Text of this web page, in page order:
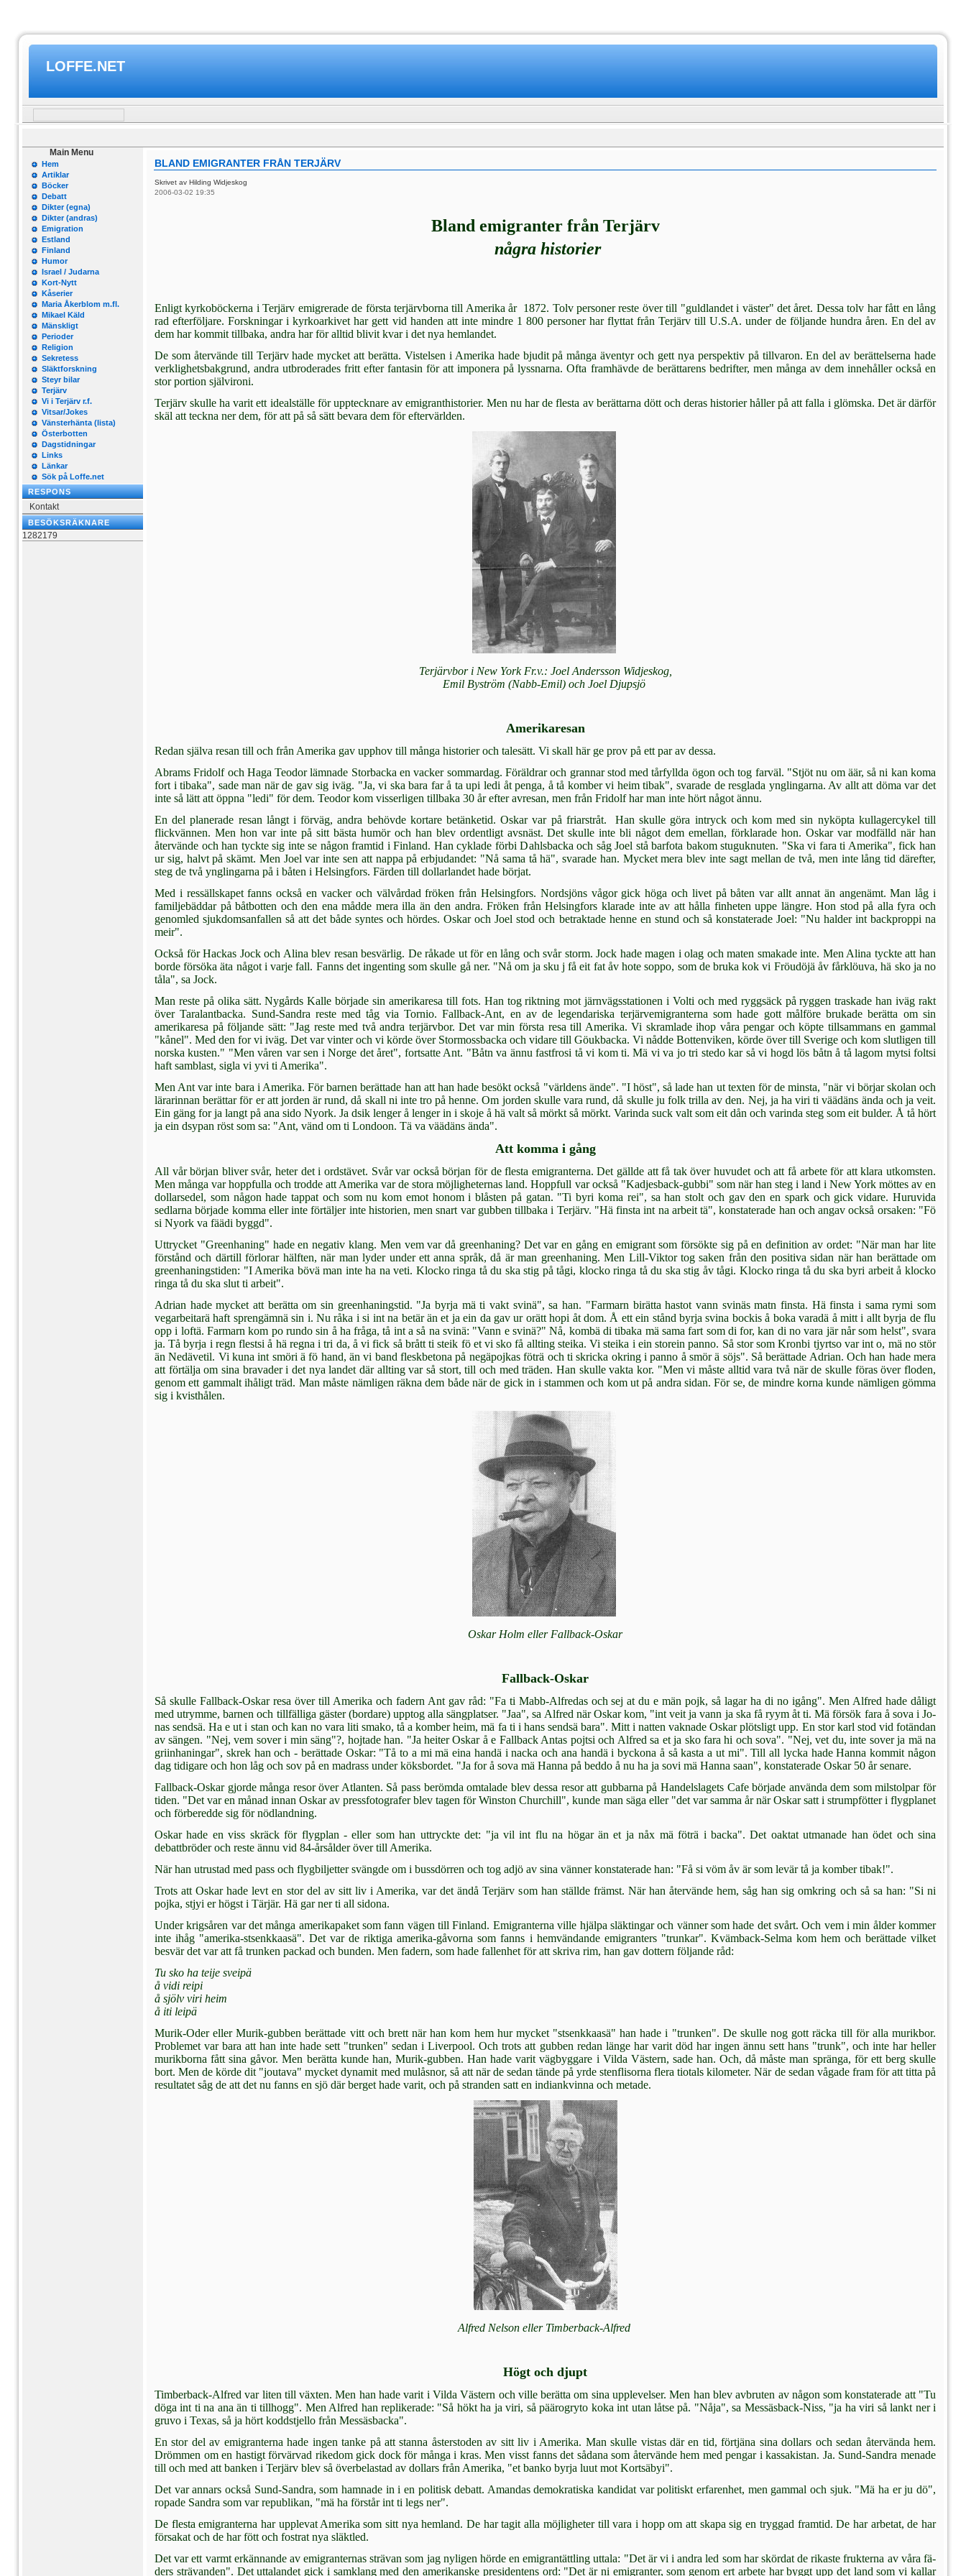
LOFFE.NET
Main Menu
Hem
Artiklar
Böcker
Debatt
Dikter (egna)
Dikter (andras)
Emigration
Estland
Finland
Humor
Israel / Judarna
Kort-Nytt
Kåserier
Maria Åkerblom m.fl.
Mikael Käld
Mänskligt
Perioder
Religion
Sekretess
Släktforskning
Steyr bilar
Terjärv
Vi i Terjärv r.f.
Vitsar/Jokes
Vänsterhänta (lista)
Österbotten
Dagstidningar
Links
Länkar
Sök på Loffe.net
RESPONS
Kontakt
BESÖKSRÄKNARE
1282179
BLAND EMIGRANTER FRÅN TERJÄRV
Skrivet av Hilding Widjeskog
2006-03-02 19:35
Bland emigranter från Terjärv
 några historier
Enligt kyrkoböckerna i Terjärv emi­grerade de första terjärvborna till Amerika år 1872. Tolv personer reste över till "guldlandet i väster" det året. Dessa tolv har fått en lång
rad efterföljare. Forskningar i kyrkoar­kivet har gett vid handen att inte mindre 1 800 personer har flyttat från Terjärv till U.S.A. under de följande hundra åren. En del av
dem har kommit tillbaka, andra har för alltid blivit kvar i det nya hemlandet.
De som återvände till Terjärv hade mycket att berätta. Vistelsen i Amerika hade bjudit på många äventyr och gett nya perspektiv på tillvaron. En del av berättelserna hade
verk­lighetsbakgrund, andra utbroderades fritt ef­ter fantasin för att imponera på lyssnarna. Ofta framhävde de berättarens bedrifter, men många av dem innehåller också en
stor por­tion självironi.
Terjärv skulle ha varit ett idealställe för upptecknare av emigranthistorier. Men nu har de flesta av berättarna dött och deras historier håller på att falla i glömska. Det är där­för
skäl att teckna ner dem, för att på så sätt bevara dem för eftervärlden.
Terjärvbor i New York Fr.v.: Joel Andersson Widjeskog,
Emil Byström (Nabb-Emil) och Joel Djupsjö
Amerikaresan
Redan själva resan till och från Amerika gav upphov till många historier och talesätt. Vi skall här ge prov på ett par av dessa.
Abrams Fridolf och Haga Teodor lämnade Storbacka en vacker sommardag. Föräldrar och grannar stod med tårfyllda ögon och tog farväl. "Stjöt nu om äär, så ni kan koma
fort i tibaka", sade man när de gav sig iväg. "Ja, vi ska bara far å ta upi ledi åt penga, å tå komber vi heim tibak", svarade de resglada ynglingarna. Av allt att döma var det
inte så lätt att öppna "ledi" för dem. Teodor kom visserligen tillbaka 30 år efter avresan, men från Fridolf har man inte hört något ännu.
En del planerade resan långt i förväg, andra behövde kortare betänketid. Oskar var på friarstråt. Han skulle göra intryck och kom med sin nyköpta kullagercykel till
flickvännen. Men hon var inte på sitt bästa humör och han blev ordentligt avsnäst. Det skulle inte bli något dem emellan, förklarade hon. Oskar var modfälld när han
återvände och han tyckte sig inte se någon framtid i Finland. Han cyklade förbi Dahlsbacka och såg Joel stå barfota bakom stuguknuten. "Ska vi fara ti Amerika", fick han
ur sig, halvt på skämt. Men Joel var inte sen att nappa på erbjudandet: "Nå sama tå hä", svarade han. Mycket mera blev inte sagt mellan de två, men inte lång tid därefter,
steg de två ynglingarna på i båten i Helsingfors. Färden till dollarlandet hade börjat.
Med i ressällskapet fanns också en vacker och välvårdad fröken från Helsingfors. Nordsjöns vågor gick höga och livet på båten var allt annat än angenämt. Man låg i
familje­bäddar på båtbotten och den ena mådde mera illa än den andra. Fröken från Helsingfors klarade inte av att hålla finheten uppe längre. Hon stod på alla fyra och
genomled sjukdomsanfallen så att det både syntes och hör­des. Oskar och Joel stod och betraktade hen­ne en stund och så konstaterade Joel: "Nu halder int backproppi na
meir".
Också för Hackas Jock och Alina blev re­san besvärlig. De råkade ut för en lång och svår storm. Jock hade magen i olag och ma­ten smakade inte. Men Alina tyckte att han
borde försöka äta något i varje fall. Fanns det ingenting som skulle gå ner. "Nå om ja sku j få eit fat åv hote soppo, som de bruka kok vi Fröudöjä åv fårklöuva, hä sko ja no
tåla", sa Jock.
Man reste på olika sätt. Nygårds Kalle bör­jade sin amerikaresa till fots. Han tog riktning mot järnvägsstationen i Volti och med ryggsäck på ryggen traskade han iväg rakt
över Taralantbacka. Sund-Sandra reste med tåg via Tornio. Fallback-Ant, en av de legenda­riska terjärvemigranterna som hade gott mål­före brukade berätta om sin
amerikaresa på följande sätt: "Jag reste med två andra terjärvbor. Det var min första resa till Amerika. Vi skramlade ihop våra pengar och köpte till­sammans en gammal
"kånel". Med den for vi iväg. Det var vinter och vi körde över Stormossbacka och vidare till Göukbacka. Vi nådde Bottenviken, körde över till Sverige och kom slutligen till
norska kusten." "Men våren var sen i Norge det året", fortsatte Ant. "Båtn va ännu fastfrosi tå vi kom ti. Mä vi va jo tri stedo kar så vi hogd lös båtn å tå lagom mytsi foltsi
haft samblast, sigla vi yvi ti Amerika".
Men Ant var inte bara i Amerika. För bar­nen berättade han att han hade besökt också "världens ände". "I höst", så lade han ut tex­ten för de minsta, "när vi börjar skolan och
lärarinnan berättar för er att jorden är rund, då skall ni inte tro på henne. Om jorden skul­le vara rund, då skulle ju folk trilla av den. Nej, ja ha viri ti väädäns ända och ja veit.
Ein gäng for ja langt på ana sido Nyork. Ja dsik lenger å lenger in i skoje å hä valt så mörkt så mörkt. Varinda suck valt som eit dån och varinda steg som eit bulder. Å tå hört
ja ein dsypan röst som sa: "Ant, vänd om ti Londoon. Tä va väädäns ända".
Att komma i gång
All vår början bliver svår, heter det i ordstävet. Svår var också början för de flesta emigranterna. Det gällde att få tak över hu­vudet och att få arbete för att klara utkom­sten.
Men många var hoppfulla och trodde att Amerika var de stora möjligheternas land. Hoppfull var också "Kadjesback-gubbi" som när han steg i land i New York möttes av en
dollarsedel, som någon hade tappat och som nu kom emot honom i blåsten på gatan. "Ti byri koma rei", sa han stolt och gav den en spark och gick vidare. Huruvida
sedlarna bör­jade komma eller inte förtäljer inte historien, men snart var gubben tillbaka i Terjärv. "Hä finsta int na arbeit tä", konstaterade han och angav också orsaken: "Fö
si Nyork va fäädi byggd".
Uttrycket "Greenhaning" hade en negativ klang. Men vem var då greenhaning? Det var en gång en emigrant som försökte sig på en definition av ordet: "När man har lite
för­stånd och därtill förlorar hälften, när man ly­der under ett anna språk, då är man green­haning. Men Lill-Viktor tog saken från den positiva sidan när han berättade om
greenhaningstiden: "I Amerika bövä man inte ha na veti. Klocko ringa tå du ska stig på tågi, klocko ringa tå du ska stig åv tågi. Klocko ringa tå du ska byri arbeit å klocko
ringa tå du ska slut ti arbeit".
Adrian hade mycket att berätta om sin greenhaningstid. "Ja byrja mä ti vakt svinä", sa han. "Farmarn birätta hastot vann svinäs matn finsta. Hä finsta i sama rymi som
vegarbeitarä haft sprengämnä sin i. Nu råka i si int na betär än et ja ein da gav ur orätt hopi åt dom. Å ett ein stånd byrja svina bockis å boka varadä å mitt i allt byrja de flu
opp i loftä. Farmarn kom po rundo sin å ha fråga, tå int a så na svinä: "Vann e svinä?" Nå, kombä di tibaka mä sama fart som di for, kan di no vara jär når som helst", svara
ja. Tå byrja i regn flestsi å hä regna i tri da, å vi fick så brått ti steik fö et vi sko få allting steika. Vi steika i ein storein panno. Så stor som Kronbi tjyrtso var int o, mä no stör
än Nedävetil. Vi kuna int smöri ä fö hand, än vi band fleskbetona på negäpojkas föträ och ti skricka okring i panno å smör ä söjs". Så be­rättade Adrian. Och han hade mera
att för­tälja om sina bravader i det nya landet där allting var så stort, till och med träden. Han skulle vakta kor. "Men vi måste alltid vara två när de skulle föras över floden,
genom ett gammalt ihåligt träd. Man måste nämligen räkna dem både när de gick in i stammen och kom ut på andra sidan. För se, de mindre korna kunde nämligen gömma
sig i kvisthå­len.
Oskar Holm eller Fallback-Oskar
Fallback-Oskar
Så skulle Fallback-Oskar resa över till Amerika och fadern Ant gav råd: "Fa ti Mabb-Alfredas och sej at du e män pojk, så lagar ha di no igång". Men Alfred hade då­ligt
med utrymme, barnen och tillfälliga gäs­ter (bordare) upptog alla sängplatser. "Jaa", sa Alfred när Oskar kom, "int veit ja vann ja ska få ryym åt ti. Mä försök fara å sova i Jo­
nas sendsä. Ha e ut i stan och kan no vara liti smako, tå a komber heim, mä fa ti i hans sendsä bara". Mitt i natten vaknade Oskar plötsligt upp. En stor karl stod vid fotändan
av sängen. "Nej, vem sover i min säng"?, hoj­tade han. "Ja heiter Oskar å e Fallback An­tas pojtsi och Alfred sa et ja sko fara hi och sova". "Nej, vet du, inte sover ja mä na
griinhaningar", skrek han och - berättade Oskar: "Tå to a mi mä eina handä i nacka och ana handä i byckona å så kasta a ut mi". Till all lycka hade Hanna kommit någon
dag tidiga­re och hon låg och sov på en madrass under köksbordet. "Ja for å sova mä Hanna på beddo å nu ha ja sovi mä Hanna saan", konstaterade Oskar 50 år senare.
Fallback-Oskar gjorde många resor över Atlanten. Så pass berömda omtalade blev des­sa resor att gubbarna på Handelslagets Cafe började använda dem som milstolpar för
ti­den. "Det var en månad innan Oskar av pressfotografer blev tagen för Winston Churchill", kunde man säga eller "det var samma år när Oskar satt i strumpfötter i flygplanet
och förberedde sig för nödlandning.
Oskar hade en viss skräck för flygplan - el­ler som han uttryckte det: "ja vil int flu na hö­gar än et ja nåx mä föträ i backa". Det oak­tat utmanade han ödet och sina
debattbröder och reste ännu vid 84-årsålder över till Ame­rika.
När han utrustad med pass och flygbiljet­ter svängde om i bussdörren och tog adjö av sina vänner konstaterade han: "Få si vöm åv är som levär tå ja komber tibak!".
Trots att Oskar hade levt en stor del av sitt liv i Amerika, var det ändå Terjärv som han ställde främst. När han återvände hem, såg han sig omkring och så sa han: "Si ni
pojka, stjyi er högst i Tärjär. Hä gar ner ti all sidona.
Under krigsåren var det många amerikapa­ket som fann vägen till Finland. Emigranter­na ville hjälpa släktingar och vänner som hade det svårt. Och vem i min ålder kommer
inte ihåg "amerika-stsenkkaasä". Det var de riktiga amerika-gåvorna som fanns i hemvän­dande emigranters "trunkar". Kvämback-Selma kom hem och berättade vilket
besvär det var att få trunken packad och bunden. Men fadern, som hade fallenhet för att skriva rim, han gav dottern följande råd:
Tu sko ha teije sveipä
å vidi reipi
å sjölv viri heim
å iti leipä
Murik-Oder eller Murik-gubben berättade vitt och brett när han kom hem hur mycket "stsenkkaasä" han hade i "trunken". De skul­le nog gott räcka till för alla murikbor.
Pro­blemet var bara att han inte hade sett "trun­ken" sedan i Liverpool. Och trots att gubben redan länge har varit död har ingen ännu sett hans "trunk", och inte har heller
murikborna fått sina gåvor. Men berätta kunde han, Mu­rik-gubben. Han hade varit vägbyggare i Vilda Västern, sade han. Och, då måste man spränga, för ett berg skulle
bort. Men de kör­de dit "joutava" mycket dynamit med mulås­nor, så att när de sedan tände på yrde sten­flisorna flera tiotals kilometer. När de sedan vågade fram för att titta på
resultatet såg de att det nu fanns en sjö där berget hade varit, och på stranden satt en indiankvinna och me­tade.
Alfred Nelson eller Timberback-Alfred
Högt och djupt
Timberback-Alfred var liten till växten. Men han hade varit i Vilda Västern och ville berätta om sina upplevelser. Men han blev av­bruten av någon som konstaterade att "Tu
döga int ti na ana än ti tillhogg". Men Alfred han replikerade: "Så hökt ha ja viri, så päärogryto koka int utan låtse på. "Nåja", sa Messäsback-Niss, "ja ha viri så lankt ner i
gruvo i Texas, så ja hört koddstjello från Messäsbacka".
En stor del av emigranterna hade ingen tanke på att stanna åsterstoden av sitt liv i Amerika. Man skulle vistas där en tid, förtjä­na sina dollars och sedan återvända hem.
Drömmen om en hastigt förvärvad rikedom gick dock för många i kras. Men visst fanns det sådana som återvände hem med pengar i kassakistan. Ja. Sund-Sandra menade
till och med att banken i Terjärv blev så överbelastad av dollars från Amerika, "et banko byrja luut mot Kortsäbyi".
Det var annars också Sund-Sandra, som hamnade in i en politisk debatt. Amandas de­mokratiska kandidat var politiskt erfarenhet, men gammal och sjuk. "Mä ha er ju dö",
ro­pade Sandra som var republikan, "mä ha för­står int ti legs ner".
De flesta emigranterna har upplevat Ame­rika som sitt nya hemland. De har tagit alla möjligheter till vara i hopp om att skapa sig en tryggad framtid. De har arbetat, de har
försakat och de har fött och fostrat nya släkt­led.
Det var ett varmt erkännande av emigran­ternas strävan som jag nyligen hörde en emi­grantättling uttala: "Det är vi i andra led som har skördat de rikaste frukterna av våra fä­
ders strävanden". Det uttalandet gick i sam­klang med den amerikanske presidentens ord: "Det är ni emigranter, som genom ert arbete har byggt upp det land som vi kallar